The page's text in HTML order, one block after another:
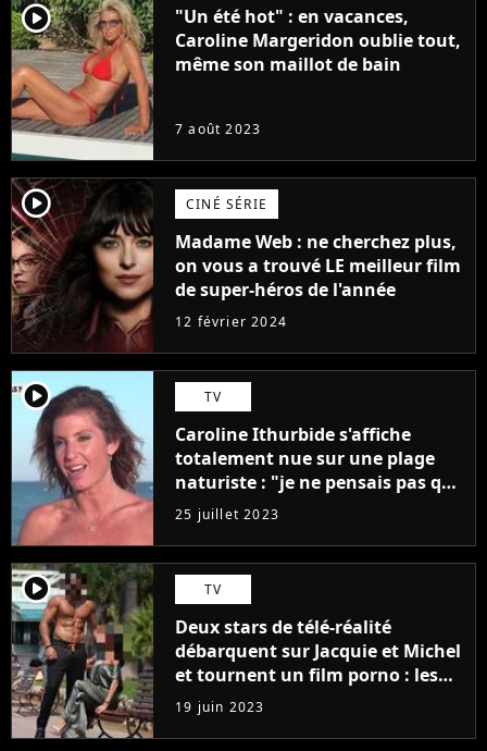
player2
"Un été hot" : en vacances,
Caroline Margeridon oublie tout,
même son maillot de bain
7 août 2023
player2 CINÉ SÉRIE
Madame Web : ne cherchez plus,
on vous a trouvé LE meilleur film
de super-héros de l'année
12 février 2024
player2 TV
Caroline Ithurbide s'affiche
totalement nue sur une plage
naturiste : "je ne pensais pas que
j'arriverais à le faire..."
25 juillet 2023
player2 TV
Deux stars de télé-réalité
débarquent sur Jacquie et Michel
et tournent un film porno : les
premières images du tournage
(exclu)
19 juin 2023